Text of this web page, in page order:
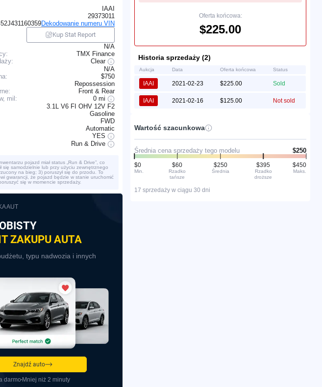
IAAI
29373011
Dekodowanie numeru VIN
Kup Stat Report
N/A
TMX Finance
Clear
N/A
$750
Repossession
Front & Rear
mil:
0 mi
3.1L V6 FI OHV 12V F2
Gasoline
FWD
Automatic
YES
Run & Drive
pojazd miał status „Run & Drive”, co
się samodzielnie lub przy użyciu zewnętrznego
na bieg; 3) poruszył się do przodu. To
gwarancji, że pojazd będzie w stanie uruchomić
się w momencie sprzedaży.
AUT
ZAKUPU AUTA
typu nadwozia i innych
Znajdź auto
darmo Mniej niż 2 minuty
Oferta końcowa:
$225.00
Historia sprzedaży (2)
Aukcja Data Oferta końcowa Status
IAAI 2021-02-23 $225.00 Sold
IAAI 2021-02-16 $125.00 Not sold
Wartość szacunkowa
Średnia cena sprzedaży tego modelu $250
$0
Min.
$60
Rzadko
tańsze
$250
Średnia
$395
Rzadko
droższe
$450
Maks.
17 sprzedaży w ciągu 30 dni